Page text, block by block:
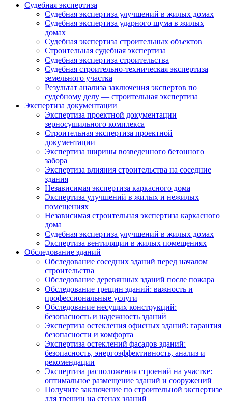
Судебная экспертиза
Судебная экспертиза улучшений в жилых домах
Судебная экспертиза ударного шума в жилых
домах
Судебная экспертиза строительных объектов
Строительная судебная экспертиза
Судебная экспертиза строительства
Судебная строительно-техническая экспертиза
земельного участка
Результат анализа заключения экспертов по
судебному делу — строительная экспертиза
Экспертиза документации
Экспертиза проектной документации
зерносушильного комплекса
Строительная экспертиза проектной
документации
Экспертиза ширины возведенного бетонного
забора
Экспертиза влияния строительства на соседние
здания
Независимая экспертиза каркасного дома
Экспертиза улучшений в жилых и нежилых
помещениях
Независимая строительная экспертиза каркасного
дома
Судебная экспертиза улучшений в жилых домах
Экспертиза вентиляции в жилых помещениях
Обследование зданий
Обследование соседних зданий перед началом
строительства
Обследование деревянных зданий после пожара
Обследование трещин зданий: важность и
профессиональные услуги
Обследование несущих конструкций:
безопасность и надежность зданий
Экспертиза остекления офисных зданий: гарантия
безопасности и комфорта
Экспертиза остеклений фасадов зданий:
безопасность, энергоэффективность, анализ и
рекомендации
Экспертиза расположения строений на участке:
оптимальное размещение зданий и сооружений
Получите заключение по строительной экспертизе
для трещин на стенах зданий